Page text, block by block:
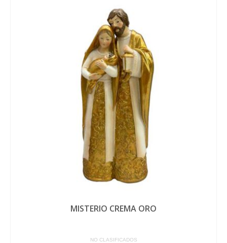
MISTERIO CREMA ORO
NO CLASIFICADOS